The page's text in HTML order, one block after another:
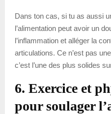
Dans ton cas, si tu as aussi
l’alimentation peut avoir un
l’inflammation et alléger la
articulations. Ce n’est pas
c’est l’une des plus solides
6. Exercice et
pour soulager